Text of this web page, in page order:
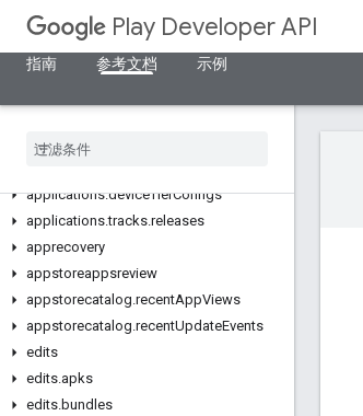
Play Developer API
指南 参考文档 示例
REST 资源
applications.deviceTierConfigs
applications.tracks.releases
apprecovery
appstoreappsreview
appstorecatalog.recentAppViews
appstorecatalog.recentUpdateEvents
edits
edits.apks
edits.bundles